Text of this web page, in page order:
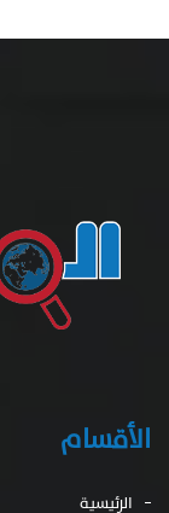
الأقسام
الرئيسية